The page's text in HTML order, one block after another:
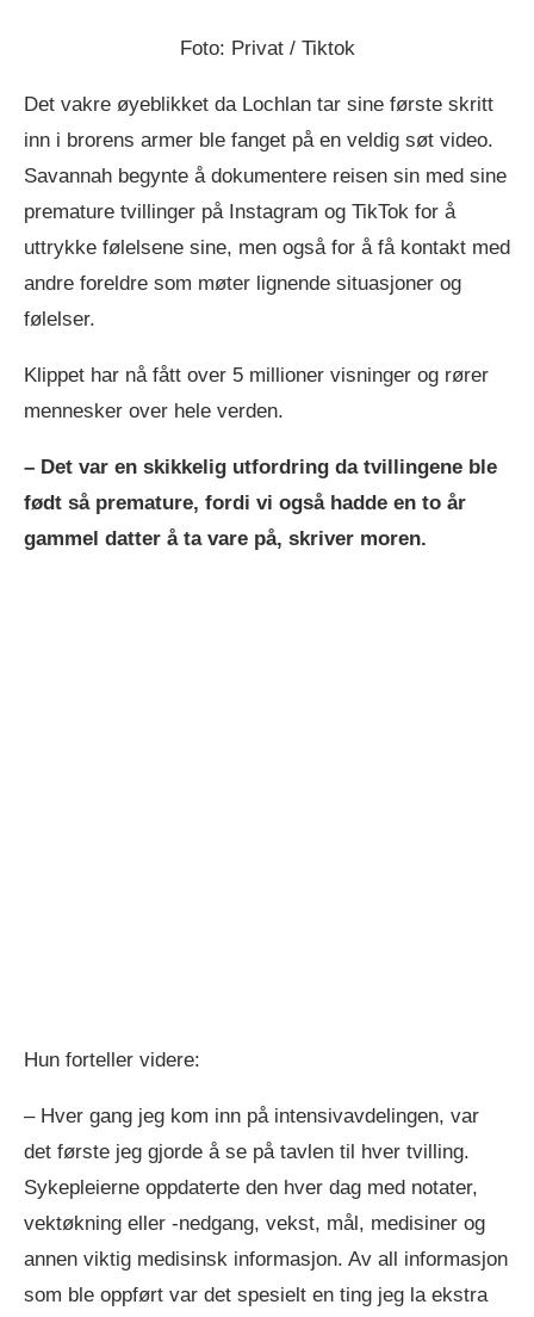
Foto: Privat / Tiktok
Det vakre øyeblikket da Lochlan tar sine første skritt
inn i brorens armer ble fanget på en veldig søt video.
Savannah begynte å dokumentere reisen sin med sine
premature tvillinger på Instagram og TikTok for å
uttrykke følelsene sine, men også for å få kontakt med
andre foreldre som møter lignende situasjoner og
følelser.
Klippet har nå fått over 5 millioner visninger og rører
mennesker over hele verden.
– Det var en skikkelig utfordring da tvillingene ble
født så premature, fordi vi også hadde en to år
gammel datter å ta vare på, skriver moren.
Hun forteller videre:
– Hver gang jeg kom inn på intensivavdelingen, var
det første jeg gjorde å se på tavlen til hver tvilling.
Sykepleierne oppdaterte den hver dag med notater,
vektøkning eller -nedgang, vekst, mål, medisiner og
annen viktig medisinsk informasjon. Av all informasjon
som ble oppført var det spesielt en ting jeg la ekstra